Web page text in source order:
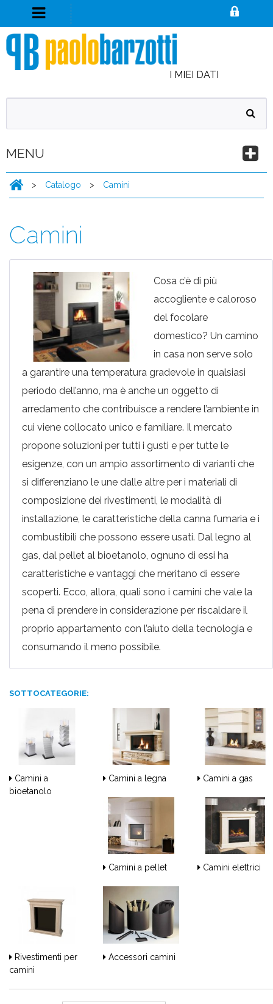
I MIEI DATI
MENU
> Catalogo > Camini
Camini
Cosa c’è di più
accogliente e caloroso
del focolare
domestico? Un camino
in casa non serve solo
a garantire una temperatura gradevole in qualsiasi
periodo dell’anno, ma è anche un oggetto di
arredamento che contribuisce a rendere l’ambiente in
cui viene collocato unico e familiare. Il mercato
propone soluzioni per tutti i gusti e per tutte le
esigenze, con un ampio assortimento di varianti che
si differenziano le une dalle altre per i materiali di
composizione dei rivestimenti, le modalità di
installazione, le caratteristiche della canna fumaria e i
combustibili che possono essere usati. Dal legno al
gas, dal pellet al bioetanolo, ognuno di essi ha
caratteristiche e vantaggi che meritano di essere
scoperti. Ecco, allora, quali sono i camini che vale la
pena di prendere in considerazione per riscaldare il
proprio appartamento con l’aiuto della tecnologia e
consumando il meno possibile.
SOTTOCATEGORIE:
Camini a
bioetanolo
Camini a legna Camini a gas
Camini a pellet Camini elettrici
Rivestimenti per
camini
Accessori camini